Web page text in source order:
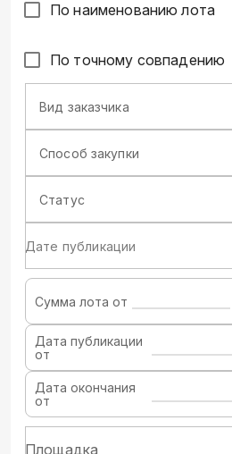
По наименованию лота
По точному совпадению
Вид заказчика
Способ закупки
Статус
Дате публикации
Сумма лота от
Дата публикации
от
Дата окончания
от